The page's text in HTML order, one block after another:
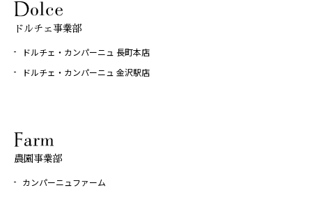
ドルチェ事業部
ドルチェ・カンパーニュ 長町本店
ドルチェ・カンパーニュ 金沢駅店
農園事業部
カンパーニュファーム